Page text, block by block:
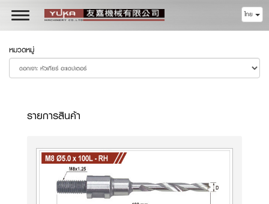
Toggle
navigation
ไทย
หมวดหมู่
รายการสินค้า